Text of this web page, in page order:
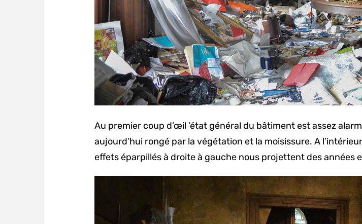
Au premier coup d’œil ’état général du bâtiment est assez
aujourd’hui rongé par la végétation et la moisissure. A
effets éparpillés à droite à gauche nous projettent des années